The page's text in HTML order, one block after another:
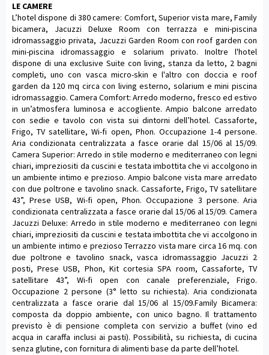
LE CAMERE
L’hotel dispone di 380 camere: Comfort, Superior vista mare, Family
bicamera, Jacuzzi Deluxe Room con terrazza e mini-piscina
idromassaggio privata, Jacuzzi Garden Room con roof garden con
mini-piscina idromassaggio e solarium privato. Inoltre l'hotel
dispone di una exclusive Suite con living, stanza da letto, 2 bagni
completi, uno con vasca micro-skin e l'altro con doccia e roof
garden da 120 mq circa con living esterno, solarium e mini piscina
idromassaggio. Camera Comfort: Arredo moderno, fresco ed estivo
in un’atmosfera luminosa e accogliente. Ampio balcone arredato
con sedie e tavolo con vista sui dintorni dell’hotel. Cassaforte,
Frigo, TV satellitare, Wi-fi open, Phon. Occupazione 1-4 persone.
Aria condizionata centralizzata a fasce orarie dal 15/06 al 15/09.
Camera Superior: Arredo in stile moderno e mediterraneo con legni
chiari, impreziositi da cuscini e testata imbottita che vi accolgono in
un ambiente intimo e prezioso. Ampio balcone vista mare arredato
con due poltrone e tavolino snack. Cassaforte, Frigo, TV satellitare
43”, Prese USB, Wi-fi open, Phon. Occupazione 3 persone. Aria
condizionata centralizzata a fasce orarie dal 15/06 al 15/09. Camera
Jacuzzi Deluxe: Arredo in stile moderno e mediterraneo con legni
chiari, impreziositi da cuscini e testata imbottita che vi accolgono in
un ambiente intimo e prezioso Terrazzo vista mare circa 16 mq. con
due poltrone e tavolino snack, vasca idromassaggio Jacuzzi 2
posti, Prese USB, Phon, Kit cortesia SPA room, Cassaforte, TV
satellitare 43”, Wi-fi open con canale preferenziale, Frigo.
Occupazione 2 persone (3° letto su richiesta). Aria condizionata
centralizzata a fasce orarie dal 15/06 al 15/09.Family Bicamera:
composta da doppio ambiente, con unico bagno. Il trattamento
previsto è di pensione completa con servizio a buffet (vino ed
acqua in caraffa inclusi ai pasti). Possibilità, su richiesta, di cucina
senza glutine, con fornitura di alimenti base da parte dell’hotel.